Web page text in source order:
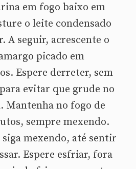
em fogo baixo em
o leite condensado
A seguir, acrescente o
picado em
Espere derreter, sem
evitar que grude no
Mantenha no fogo de
sempre mexendo.
mexendo, até sentir
Espere esfriar, fora